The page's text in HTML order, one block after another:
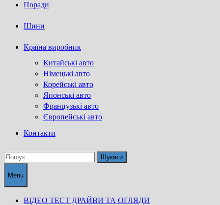
Поради
Шини
Країна виробник
Китайські авто
Німецькі авто
Корейські авто
Японські авто
Французькі авто
Європейські авто
Контакти
Пошук:
Menu
ВІДЕО ТЕСТ ДРАЙВИ ТА ОГЛЯДИ